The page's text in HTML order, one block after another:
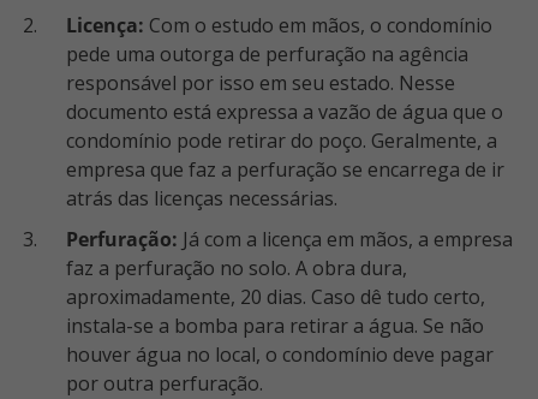
Licença: Com o estudo em mãos, o condomínio
pede uma outorga de perfuração na agência
responsável por isso em seu estado. Nesse
documento está expressa a vazão de água que o
condomínio pode retirar do poço. Geralmente, a
empresa que faz a perfuração se encarrega de ir
atrás das licenças necessárias.
Perfuração: Já com a licença em mãos, a empresa
faz a perfuração no solo. A obra dura,
aproximadamente, 20 dias. Caso dê tudo certo,
instala-se a bomba para retirar a água. Se não
houver água no local, o condomínio deve pagar
por outra perfuração.